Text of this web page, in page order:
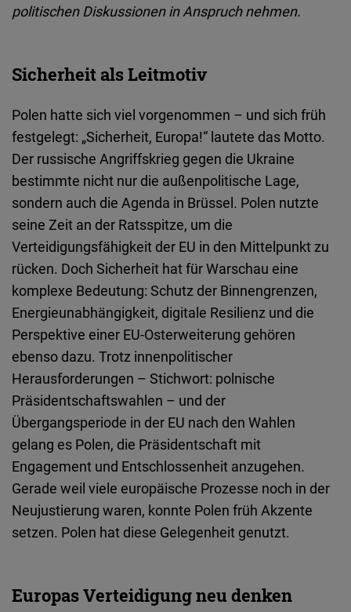
politischen Diskussionen in Anspruch nehmen.
Sicherheit als Leitmotiv
Polen hatte sich viel vorgenommen – und sich früh
festgelegt: „Sicherheit, Europa!“ lautete das Motto.
Der russische Angriffskrieg gegen die Ukraine
bestimmte nicht nur die außenpolitische Lage,
sondern auch die Agenda in Brüssel. Polen nutzte
seine Zeit an der Ratsspitze, um die
Verteidigungsfähigkeit der EU in den Mittelpunkt zu
rücken. Doch Sicherheit hat für Warschau eine
komplexe Bedeutung: Schutz der Binnengrenzen,
Energieunabhängigkeit, digitale Resilienz und die
Perspektive einer EU-Osterweiterung gehören
ebenso dazu. Trotz innenpolitischer
Herausforderungen – Stichwort: polnische
Präsidentschaftswahlen – und der
Übergangsperiode in der EU nach den Wahlen
gelang es Polen, die Präsidentschaft mit
Engagement und Entschlossenheit anzugehen.
Gerade weil viele europäische Prozesse noch in der
Neujustierung waren, konnte Polen früh Akzente
setzen. Polen hat diese Gelegenheit genutzt.
Europas Verteidigung neu denken
Podigee
D.Vinci
Embed
Typeform
Embed